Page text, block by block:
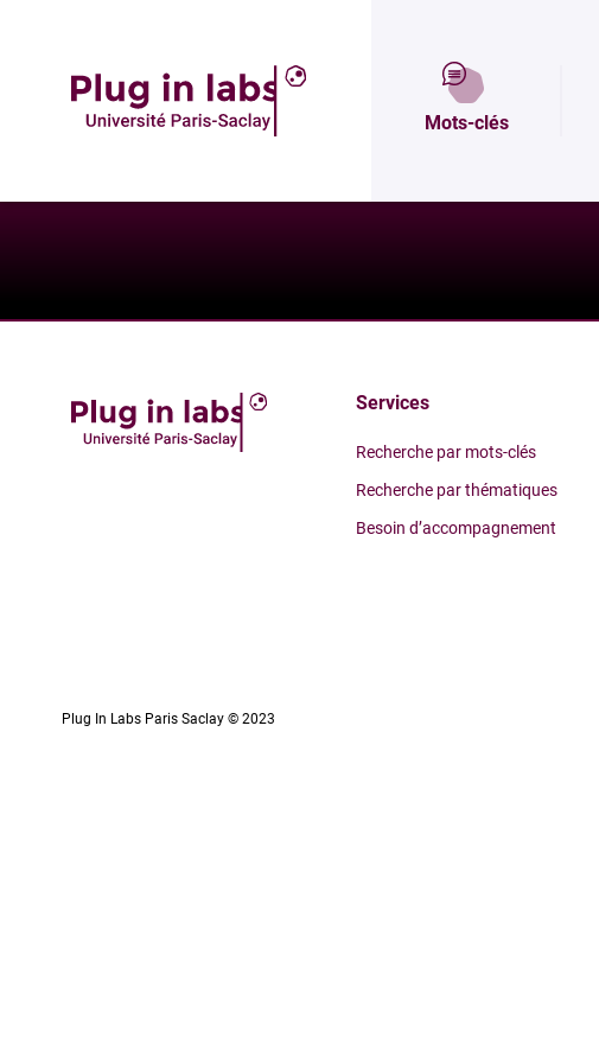
Mots-clés
Un besoin ?
Services
Recherche par mots-clés
Recherche par thématiques
Besoin d’accompagnement
Plug In Labs Paris Saclay © 2023